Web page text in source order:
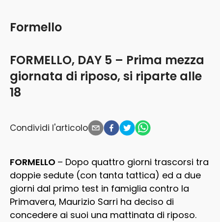
FORMELLO, DAY 5 – Prima mezza
giornata di riposo, si riparte alle
18
Formello
Condividi l'articolo
FORMELLO – Dopo quattro giorni trascorsi tra
doppie sedute (con tanta tattica) ed a due
giorni dal primo test in famiglia contro la
Primavera, Maurizio Sarri ha deciso di
concedere ai suoi una mattinata di riposo.